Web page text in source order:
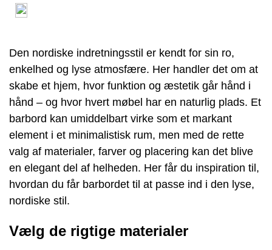
Den nordiske indretningsstil er kendt for sin ro,
enkelhed og lyse atmosfære. Her handler det om at
skabe et hjem, hvor funktion og æstetik går hånd i
hånd – og hvor hvert møbel har en naturlig plads. Et
barbord kan umiddelbart virke som et markant
element i et minimalistisk rum, men med de rette
valg af materialer, farver og placering kan det blive
en elegant del af helheden. Her får du inspiration til,
hvordan du får barbordet til at passe ind i den lyse,
nordiske stil.
Vælg de rigtige materialer